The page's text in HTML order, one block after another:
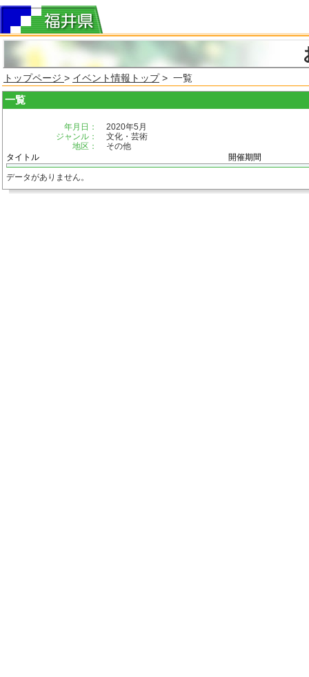
トップページ > イベント情報トップ> 一覧
一覧
年月日：
2020年5月
ジャンル：
文化・芸術
地区：
その他
タイトル
開催期間
データがありません。